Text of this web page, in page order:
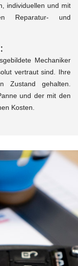
individuellen und mit
Reparatur- und
Mechaniker
vertraut sind. Ihre
Zustand gehalten.
und der mit den
Kosten.